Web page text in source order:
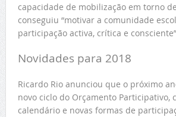
capacidade de mobilização em torno
conseguiu “motivar a comunidade
participação activa, crítica e
Novidades para 2018
Ricardo Rio anunciou que o próximo
novo ciclo do Orçamento Participativo,
calendário e novas formas de